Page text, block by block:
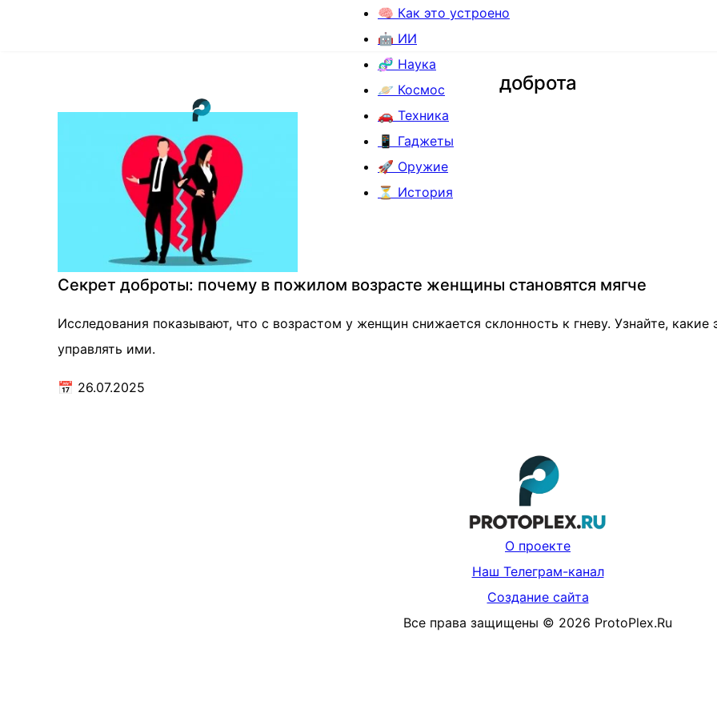
🧠 Как это устроено
🤖 ИИ
🧬 Наука
🪐 Космос
🚗 Техника
📱 Гаджеты
🚀 Оружие
⏳ История
доброта
Секрет доброты: почему в пожилом возрасте женщины становятся мягче
Исследования показывают, что с возрастом у женщин снижается склонность к гневу. Узнайте,
управлять ими.
📅 26.07.2025
О проекте
Наш Телеграм-канал
Создание сайта
Все права защищены © 2026 ProtoPlex.Ru